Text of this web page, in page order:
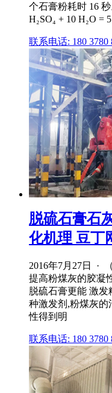
个石膏粉耗时 16 秒
H₂SO₄ + 10 H₂O =
联系电话: 180 3780
脱硫石膏石
化机理 豆丁
2016年7月27日 ·
提高粉煤灰的胶凝
脱硫石膏更能 激发
种激发剂,粉煤灰的
性得到明
联系电话: 180 3780